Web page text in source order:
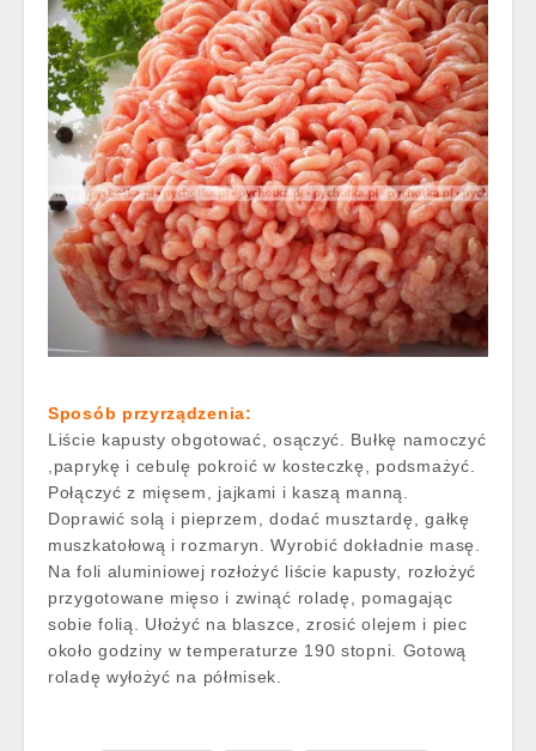
Sposób przyrządzenia:
Liście kapusty obgotować, osączyć. Bułkę namoczyć
,paprykę i cebulę pokroić w kosteczkę, podsmażyć.
Połączyć z mięsem, jajkami i kaszą manną.
Doprawić solą i pieprzem, dodać musztardę, gałkę
muszkatołową i rozmaryn. Wyrobić dokładnie masę.
Na foli aluminiowej rozłożyć liście kapusty, rozłożyć
przygotowane mięso i zwinąć roladę, pomagając
sobie folią. Ułożyć na blaszce, zrosić olejem i piec
około godziny w temperaturze 190 stopni. Gotową
roladę wyłożyć na półmisek.